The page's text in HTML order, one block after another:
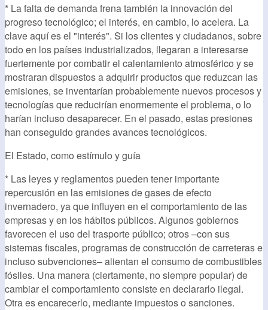
* La falta de demanda frena también la innovación del
progreso tecnológico; el interés, en cambio, lo acelera. La
clave aquí es el "interés". Si los clientes y ciudadanos, sobre
todo en los países industrializados, llegaran a interesarse
fuertemente por combatir el calentamiento atmosférico y se
mostraran dispuestos a adquirir productos que reduzcan las
emisiones, se inventarían probablemente nuevos procesos y
tecnologías que reducirían enormemente el problema, o lo
harían incluso desaparecer. En el pasado, estas presiones
han conseguido grandes avances tecnológicos.
El Estado, como estímulo y guía
* Las leyes y reglamentos pueden tener importante
repercusión en las emisiones de gases de efecto
invernadero, ya que influyen en el comportamiento de las
empresas y en los hábitos públicos. Algunos gobiernos
favorecen el uso del trasporte público; otros –con sus
sistemas fiscales, programas de construcción de carreteras e
incluso subvenciones– alientan el consumo de combustibles
fósiles. Una manera (ciertamente, no siempre popular) de
cambiar el comportamiento consiste en declararlo ilegal.
Otra es encarecerlo, mediante impuestos o sanciones.